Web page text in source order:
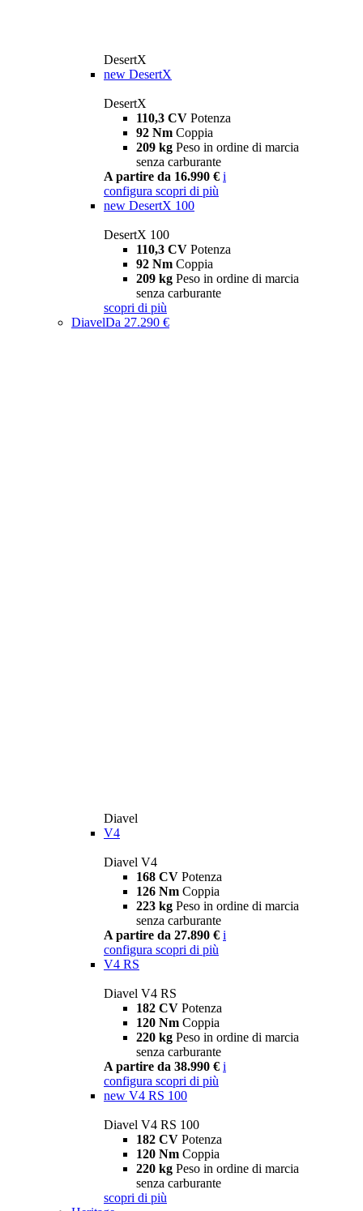
DesertX
new DesertX
DesertX
110,3 CV Potenza
92 Nm Coppia
209 kg Peso in ordine di marcia
senza carburante
A partire da 16.990 € i
configura scopri di più
new DesertX 100
DesertX 100
110,3 CV Potenza
92 Nm Coppia
209 kg Peso in ordine di marcia
senza carburante
scopri di più
DiavelDa 27.290 €
Diavel
V4
Diavel V4
168 CV Potenza
126 Nm Coppia
223 kg Peso in ordine di marcia
senza carburante
A partire da 27.890 € i
configura scopri di più
V4 RS
Diavel V4 RS
182 CV Potenza
120 Nm Coppia
220 kg Peso in ordine di marcia
senza carburante
A partire da 38.990 € i
configura scopri di più
new V4 RS 100
Diavel V4 RS 100
182 CV Potenza
120 Nm Coppia
220 kg Peso in ordine di marcia
senza carburante
scopri di più